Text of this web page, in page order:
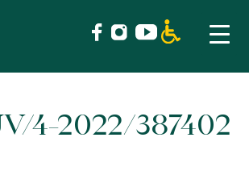
4-2022/387402